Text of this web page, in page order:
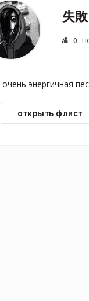
0
очень энергичная
открыть флист